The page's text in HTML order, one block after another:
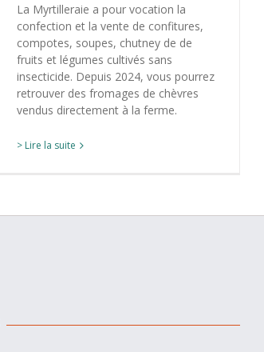
La Myrtilleraie a pour vocation la
confection et la vente de confitures,
compotes, soupes, chutney de de
fruits et légumes cultivés sans
insecticide. Depuis 2024, vous pourrez
retrouver des fromages de chèvres
vendus directement à la ferme.
> Lire la suite